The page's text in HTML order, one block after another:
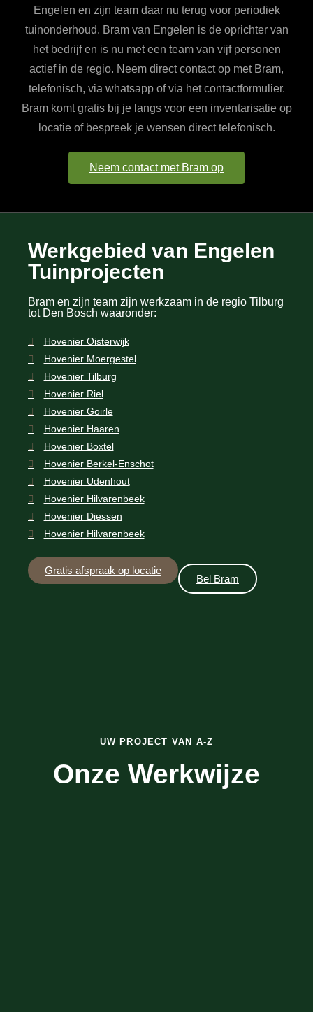
Engelen en zijn team daar nu terug voor periodiek
tuinonderhoud. Bram van Engelen is de oprichter van
het bedrijf en is nu met een team van vijf personen
actief in de regio. Neem direct contact op met Bram,
telefonisch, via whatsapp of via het contactformulier.
Bram komt gratis bij je langs voor een inventarisatie op
locatie of bespreek je wensen direct telefonisch.
Neem contact met Bram op
Werkgebied van Engelen
Tuinprojecten
Bram en zijn team zijn werkzaam in de regio Tilburg
tot Den Bosch waaronder:
Hovenier Oisterwijk
Hovenier Moergestel
Hovenier Tilburg
Hovenier Riel
Hovenier Goirle
Hovenier Haaren
Hovenier Boxtel
Hovenier Berkel-Enschot
Hovenier Udenhout
Hovenier Hilvarenbeek
Hovenier Diessen
Hovenier Hilvarenbeek
Gratis afspraak op locatie
Bel Bram
UW PROJECT VAN A-Z
Onze Werkwijze